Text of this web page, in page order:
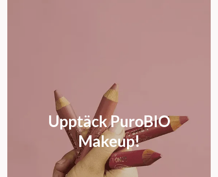
Upptäck PuroBIO
Makeup!